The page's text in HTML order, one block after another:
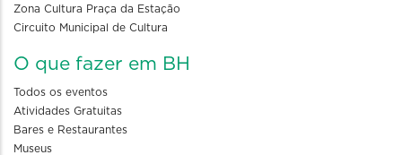
Zona Cultura Praça da Estação
Circuito Municipal de Cultura
O que fazer em BH
Todos os eventos
Atividades Gratuitas
Bares e Restaurantes
Museus